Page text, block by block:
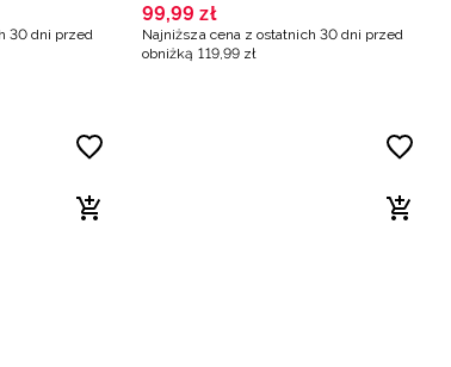
30 dni przed
99,99 zł
Najniższa cena z ostatnich 30 dni przed
obniżką 119,99 zł